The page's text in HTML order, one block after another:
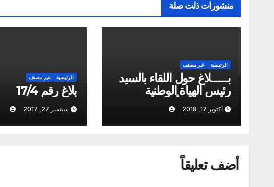
منشورات ذلت صلة
الرئيسية غير مصنف
بــــــلاغ حول اللقاء بالسيد
رئيس الهياة الوطنية
للطبيبات والأطباء
أكتوبر 17, 2018
الرئيسية غير مصنف
بلاغ رقم 17/4
سبتمبر 27, 2017
أضف تعليقاً